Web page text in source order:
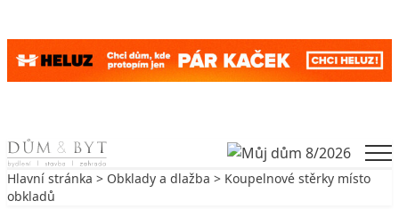
Skip to content
Hlavní stránka > Obklady a dlažba > Koupelnové stěrky místo
obkladů